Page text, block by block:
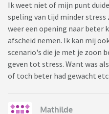
Ik weet niet of mijn punt
speling van tijd minder stress
weer een opening naar beter
afscheid nemen. Ik kan mij
scenario's die je met je zoon
geven tot stress. Want was
of toch beter had gewacht etc.
Mathilde